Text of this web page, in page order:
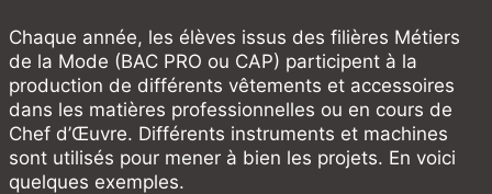
Chaque année, les élèves issus des filières Métiers
de la Mode (BAC PRO ou CAP) participent à la
production de différents vêtements et accessoires
dans les matières professionnelles ou en cours de
Chef d’Œuvre. Différents instruments et machines
sont utilisés pour mener à bien les projets. En voici
quelques exemples.